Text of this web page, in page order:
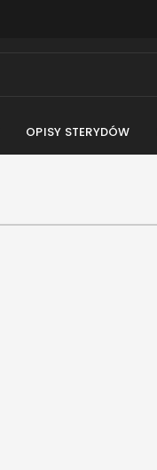
OPISY STERYDÓW